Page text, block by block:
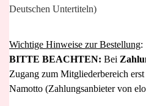
Deutschen Untertiteln)
Wichtige Hinweise zur Bestellung:
BITTE BEACHTEN: Bei
Zugang zum Mitgliederbereich
Namotto (Zahlungsanbieter von